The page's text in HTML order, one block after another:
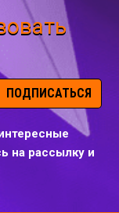
ПОДПИСАТЬСЯ
на рассылку и